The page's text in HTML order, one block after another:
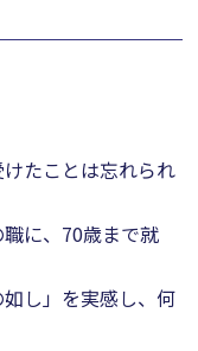
たことは忘れられ
に、70歳まで就
し」を実感し、何